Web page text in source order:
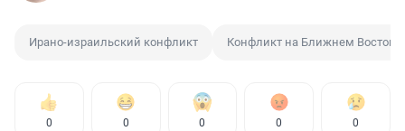
Ирано-израильский конфликт Конфликт на Ближнем Востоке
0 0 0 0 0